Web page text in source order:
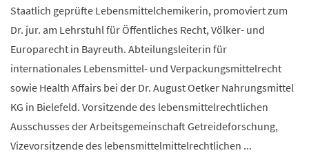
Staatlich geprüfte Lebensmittelchemikerin, promoviert zum
Dr. jur. am Lehrstuhl für Öffentliches Recht, Völker- und
Europarecht in Bayreuth. Abteilungsleiterin für
internationales Lebensmittel- und Verpackungsmittelrecht
sowie Health Affairs bei der Dr. August Oetker Nahrungsmittel
KG in Bielefeld. Vorsitzende des lebensmittelrechtlichen
Ausschusses der Arbeitsgemeinschaft Getreideforschung,
Vizevorsitzende des lebensmittelmittelrechtlichen ...